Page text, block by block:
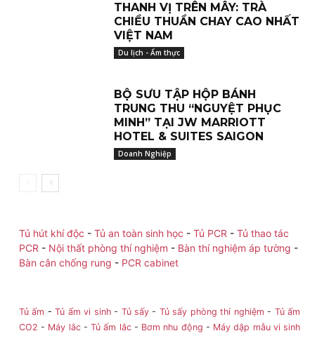
THANH VỊ TRÊN MÂY: TRÀ
CHIỀU THUẦN CHAY CAO NHẤT
VIỆT NAM
Du lịch - Ẩm thực
BỘ SƯU TẬP HỘP BÁNH
TRUNG THU “NGUYỆT PHỤC
MINH” TẠI JW MARRIOTT
HOTEL & SUITES SAIGON
Doanh Nghiệp
Tủ hút khí độc - Tủ an toàn sinh học - Tủ PCR - Tủ thao tác
PCR - Nội thất phòng thí nghiệm - Bàn thí nghiệm áp tường -
Bàn cân chống rung - PCR cabinet
Tủ ấm -Tủ ấm vi sinh- Tủ sấy - Tủ sấy phòng thí nghiệm - Tủ ấm
CO2 - Máy lắc-Tủ ấm lắc- Bơm nhu động - Máy dập mẫu vi sinh